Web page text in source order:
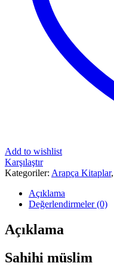
Add to wishlist
Karşılaştır
Kategoriler: Arapça Kitaplar,
Açıklama
Değerlendirmeler (0)
Açıklama
Sahihi müslim